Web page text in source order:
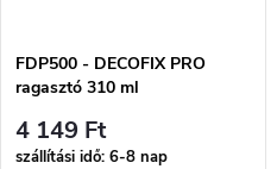
FDP500 - DECOFIX PRO
ragasztó 310 ml
4 149 Ft
szállítási idő: 6-8 nap